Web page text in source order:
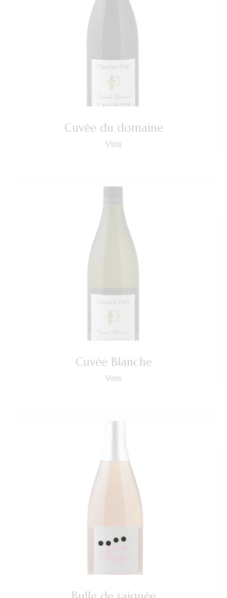
Cuvée du domaine
Vins
Cuvée Blanche
Vins